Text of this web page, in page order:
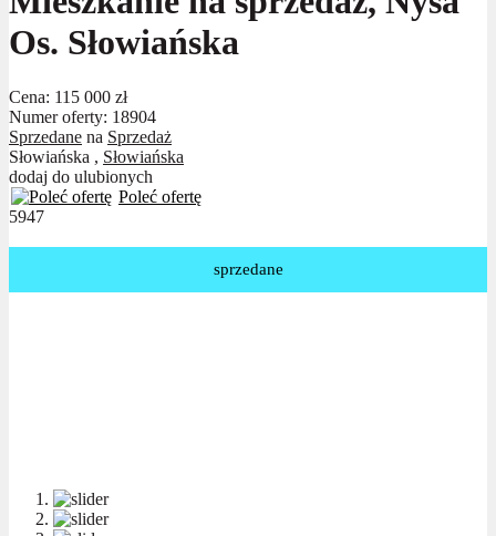
Os. Słowiańska
Cena: 115 000 zł
Numer oferty: 18904
Sprzedane na Sprzedaż
Słowiańska , Słowiańska
dodaj do ulubionych
Poleć ofertę
5947
sprzedane